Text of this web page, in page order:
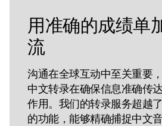
用准确的成绩单
流
沟通在全球互动中至关重要
中文转录在确保信息准确传
作用。我们的转录服务超越
的功能，能够精确捕捉中文